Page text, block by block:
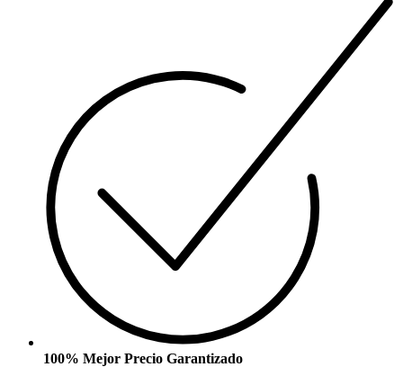
100% Mejor Precio Garantizado